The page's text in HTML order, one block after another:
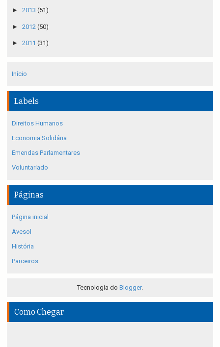
► 2013 (51)
► 2012 (50)
► 2011 (31)
Início
Labels
Direitos Humanos
Economia Solidária
Emendas Parlamentares
Voluntariado
Páginas
Página inicial
Avesol
História
Parceiros
Tecnologia do Blogger.
Como Chegar